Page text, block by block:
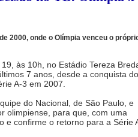
2000, onde o Olímpia venceu o
às 10h, no Estádio Tereza
7 anos, desde a conquista do
A-3 em 2007.
do Nacional, de São Paulo, e
olimpiense, para que, com uma
e confirme o retorno para a Série